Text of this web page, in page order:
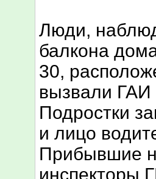
Люди,
балкона
30,
вызвали
Подростки
и лицо
Прибывшие
инспекторы